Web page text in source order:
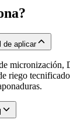
de aplicar
micronización,
riego